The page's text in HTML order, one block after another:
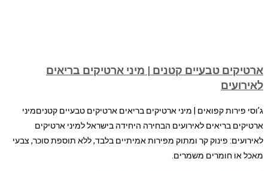
ארטיקים טבעיים קטנים | מיני ארטיקים בריאים
לאירועים
ג’וסי פירות קפואים | מיני ארטיקים בריאים ארטיקים טבעיים קטניםמיני
ארטיקים בריאים לאירועים הבחירה היחידה בישראל למיני ארטיקים
לאירועים: פינוק קר ומתוק מפירות אמיתיים בלבד, ללא תוספת סוכר, צבעי
מאכל או חומרים משמרים.